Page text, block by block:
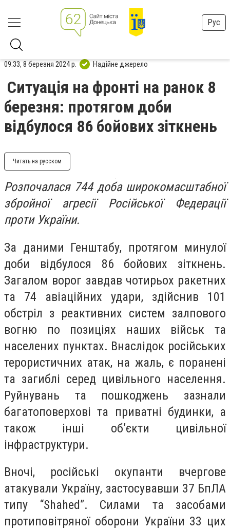
Рус
09:33, 8 березня 2024 р. Надійне джерело
Ситуація на фронті на ранок 8
березня: протягом доби
відбулося 86 бойових зіткнень
Читать на русском
Розпочалася 744 доба широкомасштабної
збройної агресії Російської Федерації
проти України.
За даними Генштабу, протягом минулої
доби відбулося 86 бойових зіткнень.
Загалом ворог завдав чотирьох ракетних
та 74 авіаційних удари, здійснив 101
обстріл з реактивних систем залпового
вогню по позиціях наших військ та
населених пунктах. Внаслідок російських
терористичних атак, на жаль, є поранені
та загиблі серед цивільного населення.
Руйнувань та пошкоджень зазнали
багатоповерхові та приватні будинки, а
також інші об’єкти цивільної
інфраструктури.
Вночі, російські окупанти вчергове
атакували Україну, застосувавши 37 БпЛА
типу “Shahed”. Силами та засобами
протиповітряної оборони України 33 цих